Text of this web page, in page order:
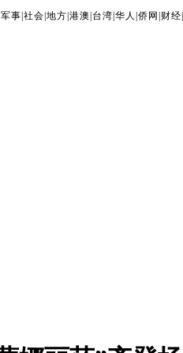
军事 社会 地方 港澳 台湾 华人 侨网 财经